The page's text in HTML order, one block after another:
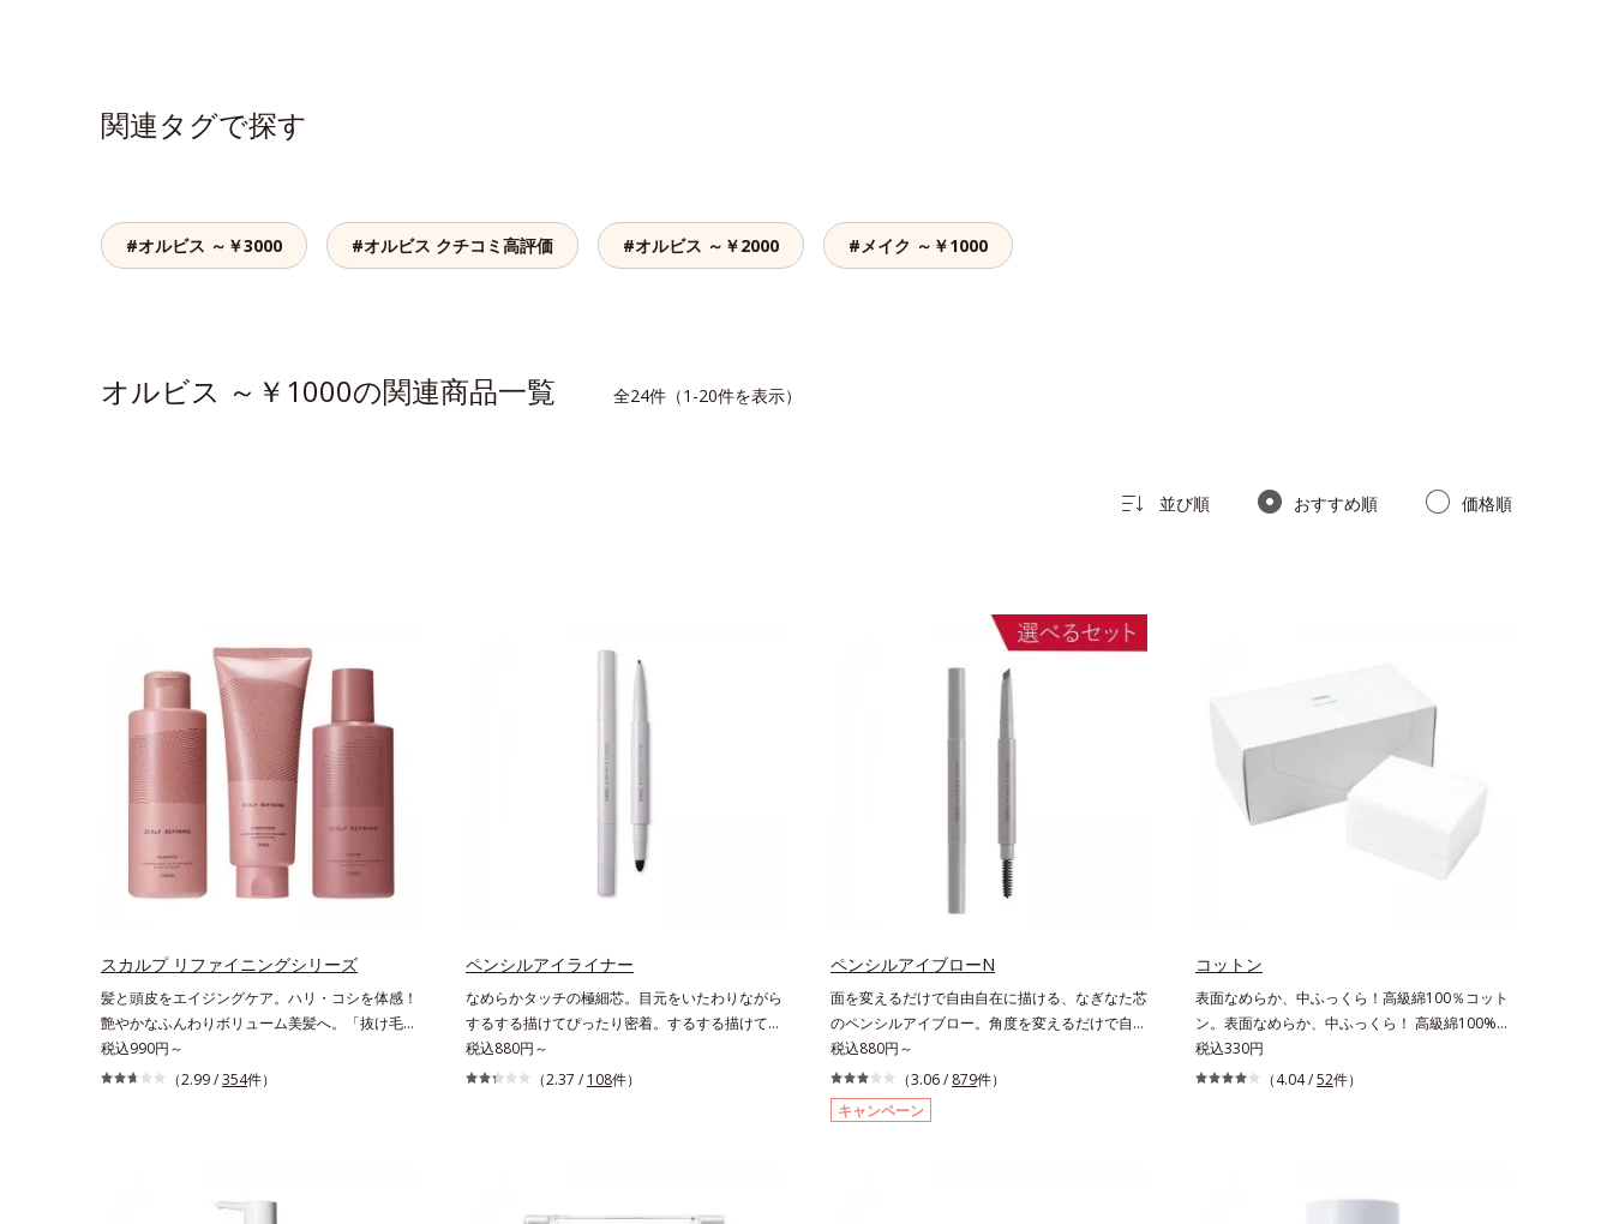
関連タグで探す
#オルビス ～￥3000 #オルビス クチコミ高評価 #オルビス ～￥2000 #メイク ～￥1000
オルビス ～￥1000の関連商品一覧 全24件（1-20件を表示）
並び順 おすすめ順 価格順
スカルプ リファイニングシリーズ
髪と頭皮をエイジングケア。ハリ・コシを体感！
艶やかなふんわりボリューム美髪へ。「抜け毛が
目立つ」「ボリュームがない」「ハリ・コシがな
い」という年齢による3大髪悩みには、スカルプ
ドボタニカルエキス(*2)」を配合。艶やかな、ふ
税込990円～
（2.99 /354件）
ペンシルアイライナー
なめらかタッチの極細芯。目元をいたわりながら
するする描けてぴったり密着。するする描けてぴ
ったり密着。なめらかタッチの極細芯アイライナ
ーです。繊細な目のキワにも優しいタッチでする
税込880円～
（2.37 / 108件）
ペンシルアイブローN
面を変えるだけで自由自在に描ける、なぎなた芯
のペンシルアイブロー。角度を変えるだけで自由
自在に描けるペンシルアイブローです。なぎなた
芯だから、接地面を変えるだけで太い線から細い
線まで、テクニックいらずで簡単に。スムースラ
イン成分(*)配合で、毛の1本1本まで軽やかに描
税込880円～
（3.06 / 879件）
キャンペーン
コットン
表面なめらか、中ふっくら！高級綿100％コット
ン。表面なめらか、中ふっくら！ 高級綿100%の
コットンです。肌触りのなめらかさと、ふっくら
としたクッション性の高さを実現しました。世界
税込330円
（4.04 /52件）